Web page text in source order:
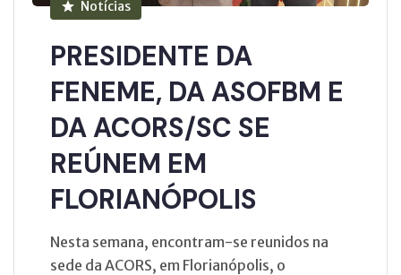
Notícias
PRESIDENTE DA
FENEME, DA ASOFBM E
DA ACORS/SC SE
REÚNEM EM
FLORIANÓPOLIS
Nesta semana, encontram-se reunidos na
sede da ACORS, em Florianópolis, o